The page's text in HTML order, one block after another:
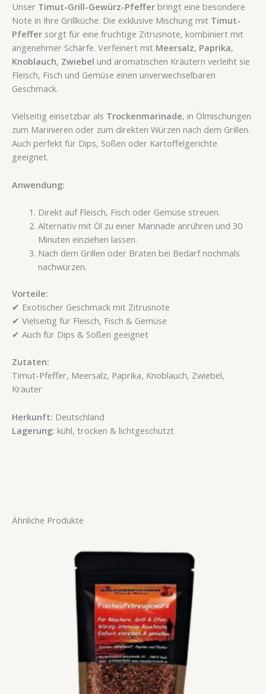
Unser Timut-Grill-Gewürz-Pfeffer bringt eine besondere
Note in Ihre Grillküche. Die exklusive Mischung mit Timut-
Pfeffer sorgt für eine fruchtige Zitrusnote, kombiniert mit
angenehmer Schärfe. Verfeinert mit Meersalz, Paprika,
Knoblauch, Zwiebel und aromatischen Kräutern verleiht sie
Fleisch, Fisch und Gemüse einen unverwechselbaren
Geschmack.
Vielseitig einsetzbar als Trockenmarinade, in Ölmischungen
zum Marinieren oder zum direkten Würzen nach dem Grillen.
Auch perfekt für Dips, Soßen oder Kartoffelgerichte
geeignet.
Anwendung:
Direkt auf Fleisch, Fisch oder Gemüse streuen.
Alternativ mit Öl zu einer Marinade anrühren und 30
Minuten einziehen lassen.
Nach dem Grillen oder Braten bei Bedarf nochmals
nachwürzen.
Vorteile:
✔ Exotischer Geschmack mit Zitrusnote
✔ Vielseitig für Fleisch, Fisch & Gemüse
✔ Auch für Dips & Soßen geeignet
Zutaten:
Timut-Pfeffer, Meersalz, Paprika, Knoblauch, Zwiebel,
Kräuter
Herkunft: Deutschland
Lagerung: kühl, trocken & lichtgeschützt
Ähnliche Produkte